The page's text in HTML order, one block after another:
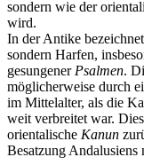
sondern wie der
wird.
In der Antike
sondern Harfen,
gesungener Psalmen.
möglicherweise durch
im Mittelalter, als die
weit verbreitet war.
orientalische Kanun
Besatzung Andalusiens